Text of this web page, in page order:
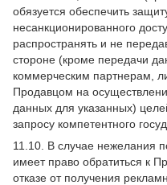
обязуется обеспечить
несанкционированного
распространять и не
стороне (кроме передачи
коммерческим партнерам,
Продавцом на
данных для указанных)
запросу компетентного
11.10. В случае нежелания
имеет право обратиться к
отказе от получения